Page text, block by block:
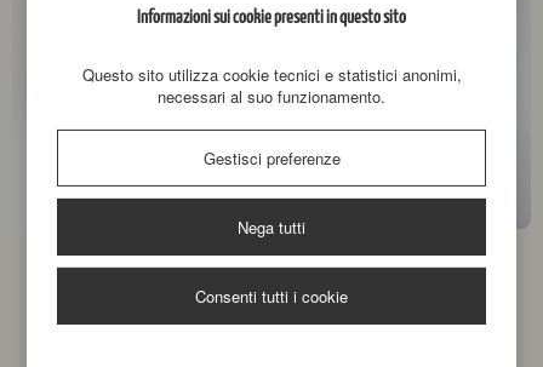
Informazioni sui cookie presenti in questo sito
Questo sito utilizza cookie tecnici e statistici anonimi,
necessari al suo funzionamento.
Gestisci preferenze
Nega tutti
Consenti tutti i cookie